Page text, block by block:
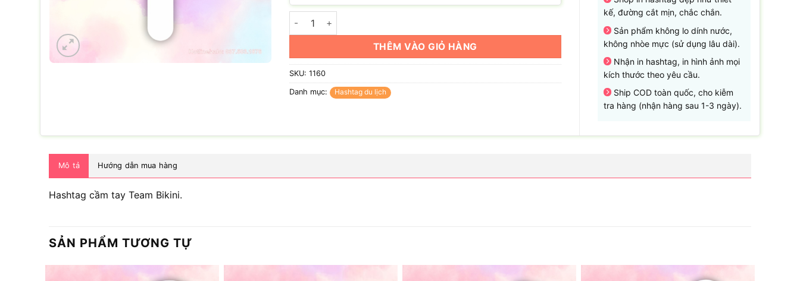
Hashtag Team Bikini số lượng
THÊM VÀO GIỎ HÀNG
SKU: 1160
Danh mục: Hashtag du lịch
kế, đường cắt mịn, chắc chắn.
Sản phẩm không lo dính nước,
không nhòe mực (sử dụng lâu dài).
Nhận in hashtag, in hình ảnh mọi
kích thước theo yêu cầu.
Ship COD toàn quốc, cho kiễm
tra hàng (nhận hàng sau 1-3 ngày).
Mô tả Hướng dẫn mua hàng
Hashtag cầm tay Team Bikini.
SẢN PHẨM TƯƠNG TỰ